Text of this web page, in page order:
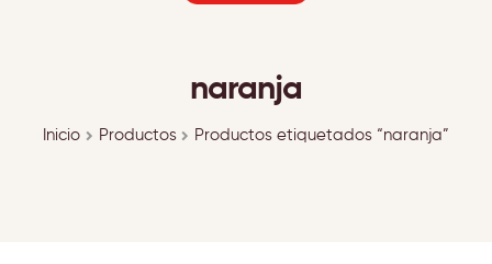
naranja
Inicio Productos Productos etiquetados “naranja”